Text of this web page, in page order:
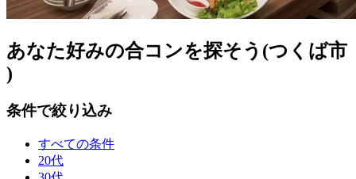
あなた好みの合コンを探そう(つくば市
)
条件で絞り込み
すべての条件
20代